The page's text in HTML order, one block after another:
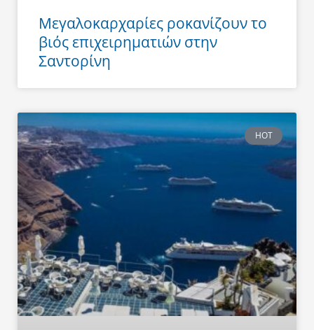
Μεγαλοκαρχαρίες ροκανίζουν το
βιός επιχειρηματιών στην
Σαντορίνη
HOT